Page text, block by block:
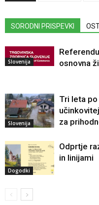
SORODNI PRISPEVKI
Slovenija
osnovna
Slovenija
Tri leta
za
Dogodki
Odprtje
in linijami